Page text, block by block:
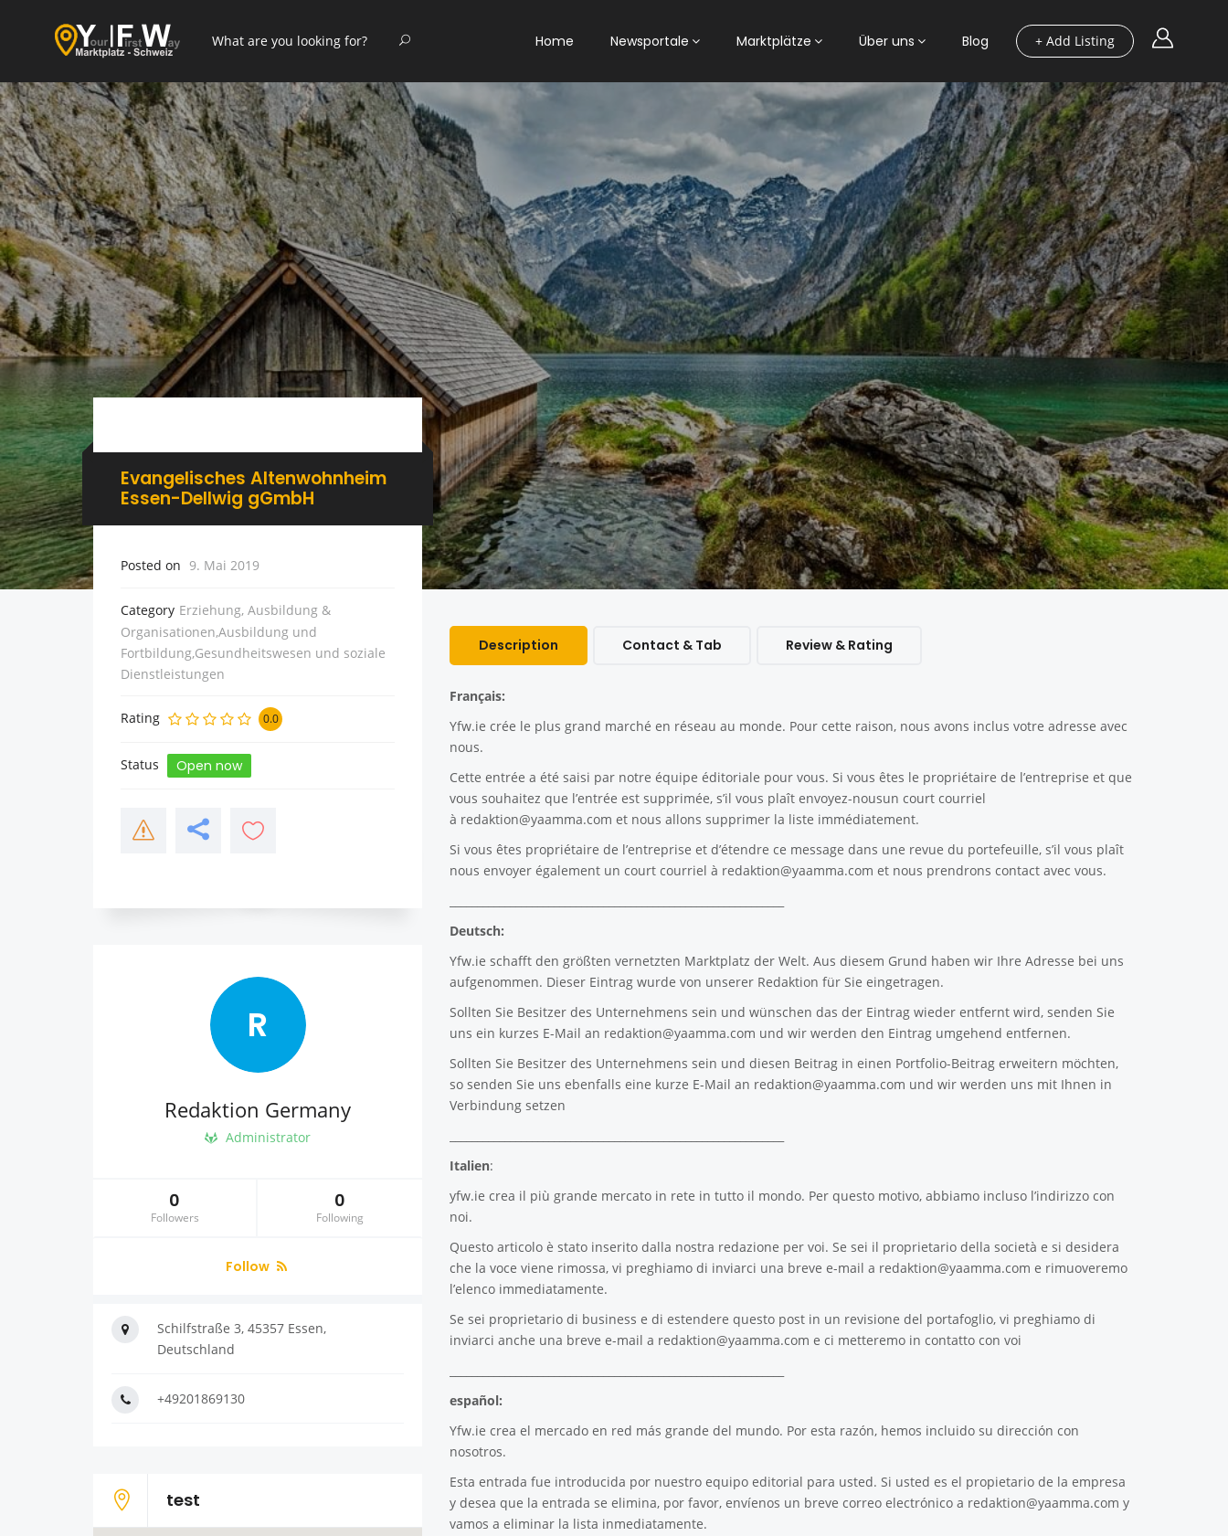
+ Add Listing
Home Newsportale Marktplätze Über uns Blog
Evangelisches Altenwohnheim
Essen-Dellwig gGmbH
Posted on 9. Mai 2019
Category Erziehung, Ausbildung &
Organisationen,Ausbildung und
Fortbildung,Gesundheitswesen und soziale
Dienstleistungen
Rating 0.0
Status Open now
Description Contact & Tab Review & Rating
Français:
Yfw.ie crée le plus grand marché en réseau au monde. Pour cette raison, nous avons inclus votre adresse avec
nous.
Cette entrée a été saisi par notre équipe éditoriale pour vous. Si vous êtes le propriétaire de l’entreprise et que
vous souhaitez que l’entrée est supprimée, s’il vous plaît envoyez-nousun court courriel
à redaktion@yaamma.com et nous allons supprimer la liste immédiatement.
Si vous êtes propriétaire de l’entreprise et d’étendre ce message dans une revue du portefeuille, s’il vous plaît
nous envoyer également un court courriel à redaktion@yaamma.com et nous prendrons contact avec vous.
Deutsch:
Yfw.ie schafft den größten vernetzten Marktplatz der Welt. Aus diesem Grund haben wir Ihre Adresse bei uns
aufgenommen. Dieser Eintrag wurde von unserer Redaktion für Sie eingetragen.
Sollten Sie Besitzer des Unternehmens sein und wünschen das der Eintrag wieder entfernt wird, senden Sie
uns ein kurzes E-Mail an redaktion@yaamma.com und wir werden den Eintrag umgehend entfernen.
Sollten Sie Besitzer des Unternehmens sein und diesen Beitrag in einen Portfolio-Beitrag erweitern möchten,
so senden Sie uns ebenfalls eine kurze E-Mail an redaktion@yaamma.com und wir werden uns mit Ihnen in
Verbindung setzen
Italien:
yfw.ie crea il più grande mercato in rete in tutto il mondo. Per questo motivo, abbiamo incluso l’indirizzo con
noi.
Questo articolo è stato inserito dalla nostra redazione per voi. Se sei il proprietario della società e si desidera
che la voce viene rimossa, vi preghiamo di inviarci una breve e-mail a redaktion@yaamma.com e rimuoveremo
l’elenco immediatamente.
Se sei proprietario di business e di estendere questo post in un revisione del portafoglio, vi preghiamo di
inviarci anche una breve e-mail a redaktion@yaamma.com e ci metteremo in contatto con voi
español:
Yfw.ie crea el mercado en red más grande del mundo. Por esta razón, hemos incluido su dirección con
nosotros.
Esta entrada fue introducida por nuestro equipo editorial para usted. Si usted es el propietario de la empresa
y desea que la entrada se elimina, por favor, envíenos un breve correo electrónico a redaktion@yaamma.com y
vamos a eliminar la lista inmediatamente.
R
Redaktion Germany
Administrator
0
Followers
0
Following
Follow
Schilfstraße 3, 45357 Essen,
Deutschland
+49201869130
test